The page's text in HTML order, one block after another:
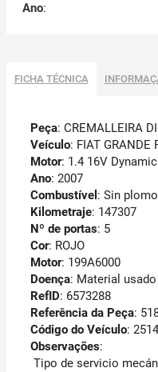
Ano:
FICHA TÉCNICA
Peça: CREMALLEIRA
Veículo: FIAT GRANDE
Motor: 1.4 16V
Ano: 2007
Combustível : Sin
Kilometraje: 147307
Nº de portas: 5
Cor: ROJO
Motor: 199A6000
Doença: Material usado
RefID: 6573288
Referência da Peça:
Código do Veículo:
Observações:
Tipo de servicio